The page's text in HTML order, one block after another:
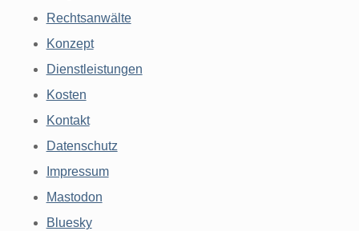
Rechtsanwälte
Konzept
Dienstleistungen
Kosten
Kontakt
Datenschutz
Impressum
Mastodon
Bluesky